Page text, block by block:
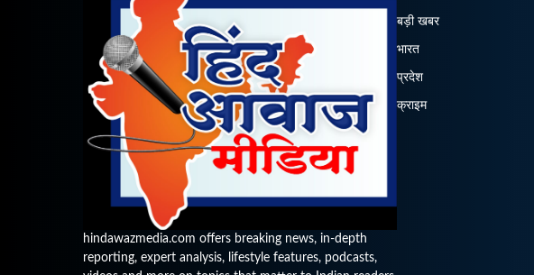
hindawazmedia.com offers breaking news, in-depth
reporting, expert analysis, lifestyle features, podcasts,
बड़ी खबर
भारत
प्रदेश
क्राइम